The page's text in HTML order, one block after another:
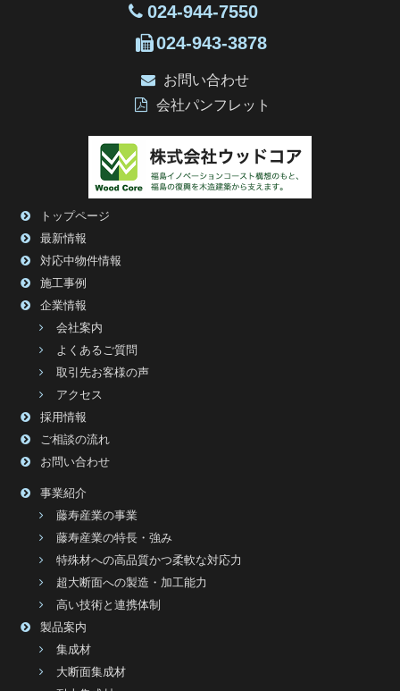
024-944-7550
024-943-3878
お問い合わせ
会社パンフレット
トップページ
最新情報
対応中物件情報
施工事例
企業情報
会社案内
よくあるご質問
取引先お客様の声
アクセス
採用情報
ご相談の流れ
お問い合わせ
事業紹介
藤寿産業の事業
藤寿産業の特長・強み
特殊材への高品質かつ柔軟な対応力
超大断面への製造・加工能力
高い技術と連携体制
製品案内
集成材
大断面集成材